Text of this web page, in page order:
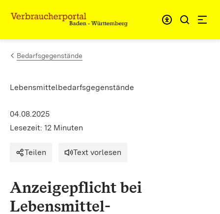
Zum Inhalt springen
Link zur Startseite
Bedarfsgegenstände
Lebensmittelbedarfsgegenstände
04.08.2025
Lesezeit: 12 Minuten
Teilen Text vorlesen
Anzeigepflicht bei
Lebensmittel-